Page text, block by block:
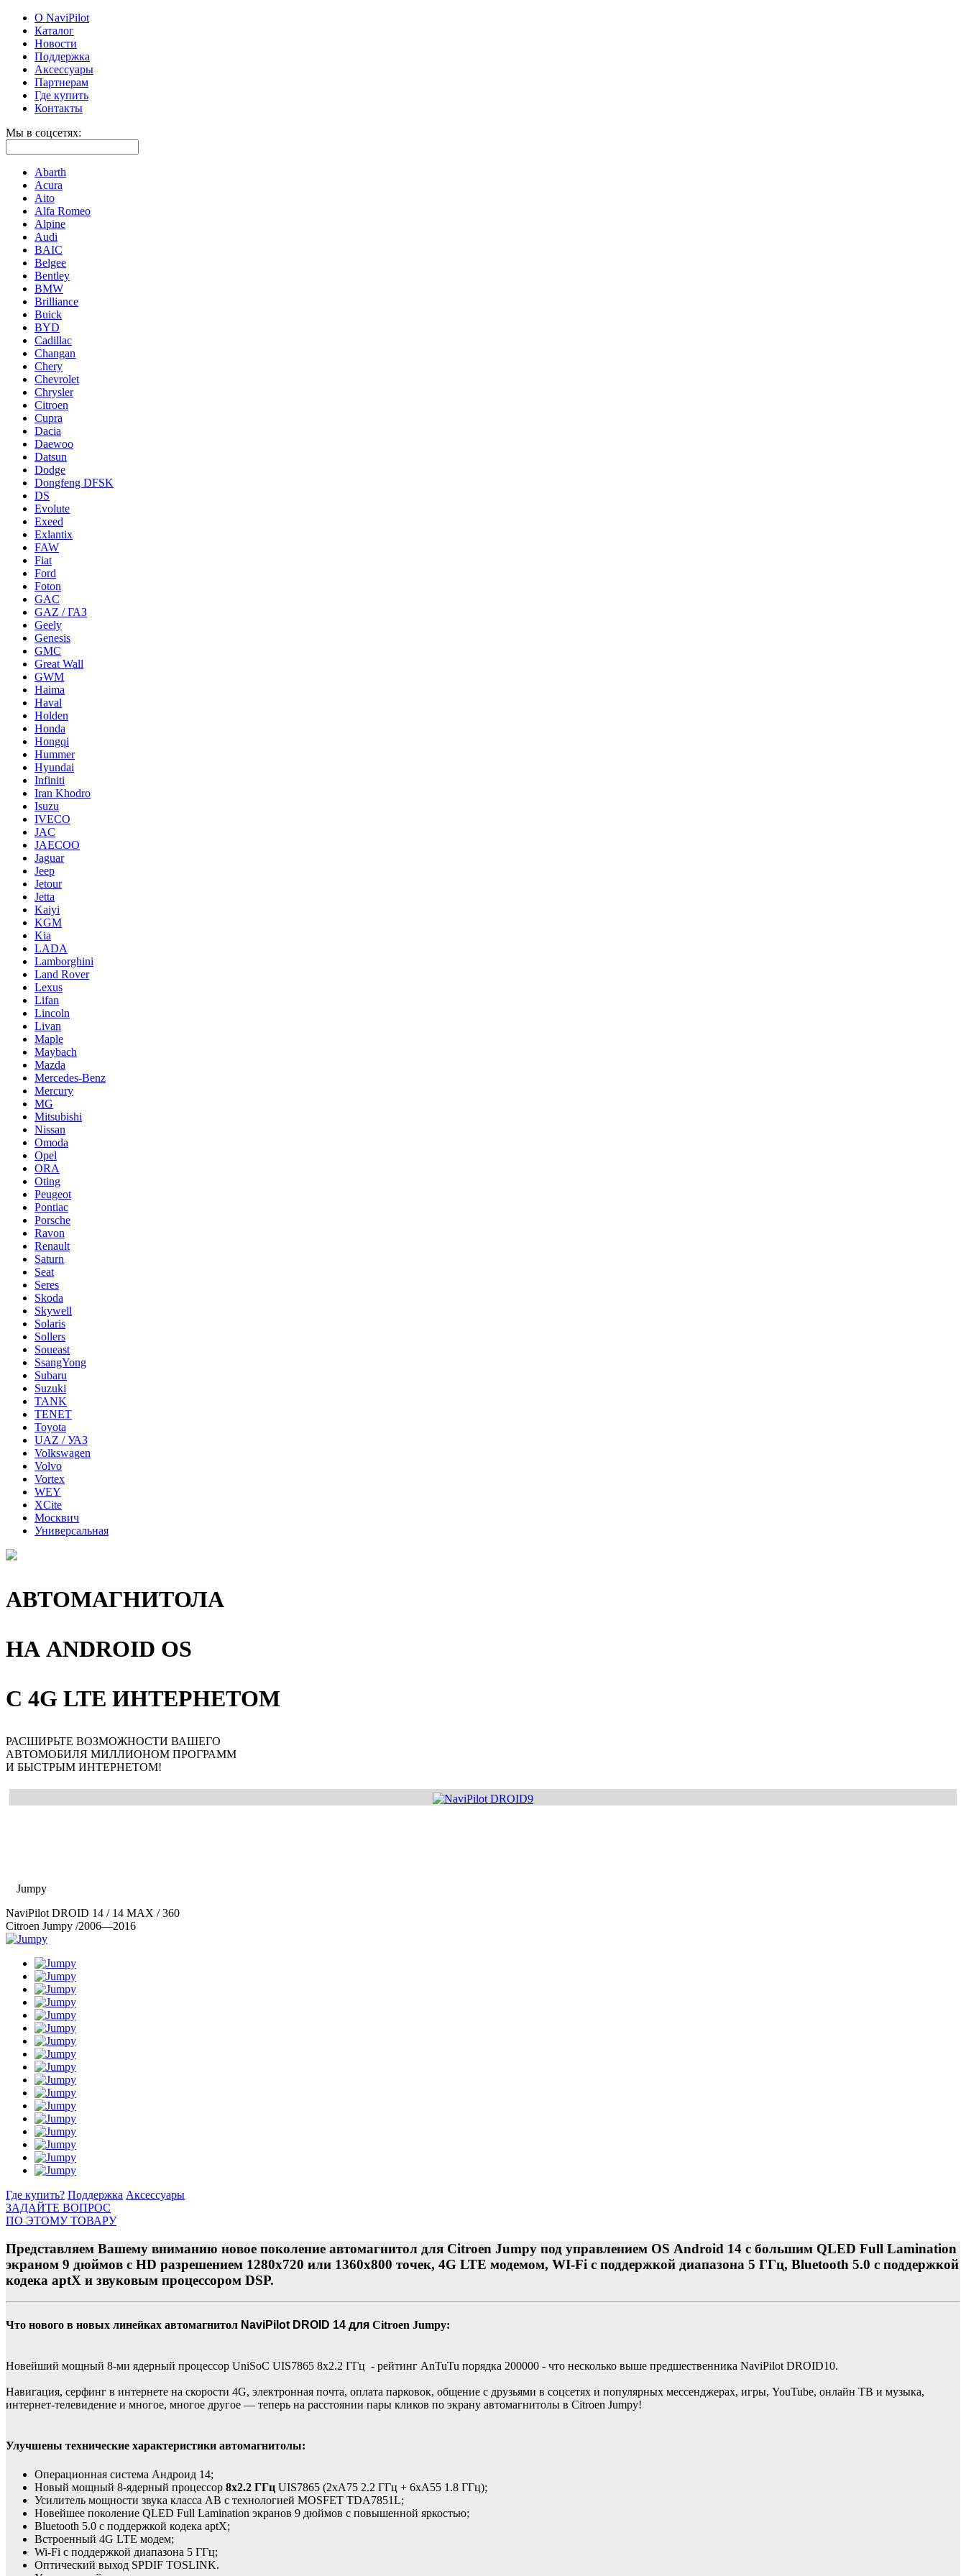
О NaviPilot
Каталог
Новости
Поддержка
Аксессуары
Партнерам
Где купить
Контакты
Мы в соцсетях:
Abarth
Acura
Aito
Alfa Romeo
Alpine
Audi
BAIC
Belgee
Bentley
BMW
Brilliance
Buick
BYD
Cadillac
Changan
Chery
Chevrolet
Chrysler
Citroen
Cupra
Dacia
Daewoo
Datsun
Dodge
Dongfeng DFSK
DS
Evolute
Exeed
Exlantix
FAW
Fiat
Ford
Foton
GAC
GAZ / ГАЗ
Geely
Genesis
GMC
Great Wall
GWM
Haima
Haval
Holden
Honda
Hongqi
Hummer
Hyundai
Infiniti
Iran Khodro
Isuzu
IVECO
JAC
JAECOO
Jaguar
Jeep
Jetour
Jetta
Kaiyi
KGM
Kia
LADA
Lamborghini
Land Rover
Lexus
Lifan
Lincoln
Livan
Maple
Maybach
Mazda
Mercedes-Benz
Mercury
MG
Mitsubishi
Nissan
Omoda
Opel
ORA
Oting
Peugeot
Pontiac
Porsche
Ravon
Renault
Saturn
Seat
Seres
Skoda
Skywell
Solaris
Sollers
Soueast
SsangYong
Subaru
Suzuki
TANK
TENET
Toyota
UAZ / УАЗ
Volkswagen
Volvo
Vortex
WEY
XCite
Москвич
Универсальная
АВТОМАГНИТОЛА
НА ANDROID OS
С 4G LTE ИНТЕРНЕТОМ
РАСШИРЬТЕ ВОЗМОЖНОСТИ ВАШЕГО
АВТОМОБИЛЯ МИЛЛИОНОМ ПРОГРАММ
И БЫСТРЫМ ИНТЕРНЕТОМ!
Jumpy
NaviPilot DROID 14 / 14 MAX / 360
Citroen Jumpy /2006—2016
Где купить? Поддержка Аксессуары
ЗАДАЙТЕ ВОПРОС
ПО ЭТОМУ ТОВАРУ
Представляем Вашему вниманию новое поколение автомагнитол для Citroen Jumpy под управлением OS Android 14 с большим QLED Full Lamination
экраном 9 дюймов с HD разрешением 1280x720 или 1360х800 точек, 4G LTE модемом, WI-Fi с поддержкой диапазона 5 ГГц, Bluetooth 5.0 с поддержкой
кодека aptX и звуковым процессором DSP.
Что нового в новых линейках автомагнитол NaviPilot DROID 14 для Citroen Jumpy:
Новейший мощный 8-ми ядерный процессор UniSoC UIS7865 8х2.2 ГГц - рейтинг AnTuTu порядка 200000 - что несколько выше предшественника NaviPilot DROID10.
Навигация, серфинг в интернете на скорости 4G, электронная почта, оплата парковок, общение с друзьями в соцсетях и популярных мессенджерах, игры, YouTube, онлайн ТВ и музыка,
интернет-телевидение и многое, многое другое — теперь на расстоянии пары кликов по экрану автомагнитолы в Citroen Jumpy!
Улучшены технические характеристики автомагнитолы:
Операционная система Андроид 14;
Новый мощный 8-ядерный процессор 8x2.2 ГГц UIS7865 (2xA75 2.2 ГГц + 6xA55 1.8 ГГц);
Усилитель мощности звука класса AB с технологией MOSFET TDA7851L;
Новейшее поколение QLED Full Lamination экранов 9 дюймов с повышенной яркостью;
Bluetooth 5.0 с поддержкой кодека aptX;
Встроенный 4G LTE модем;
Wi-Fi с поддержкой диапазона 5 ГГц;
Оптический выход SPDIF TOSLINK.